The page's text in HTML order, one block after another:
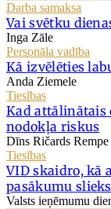
Darba samaksa
Vai svētku
Inga Zāle
Personāla vadība
Kā izvēlēties
Anda Ziemele
Tiesības
Kad attālinātais
nodokļa riskus
Dīns Ričards Rempe
Tiesības
VID skaidro, kā
pasākumu
Valsts ieņēmumu